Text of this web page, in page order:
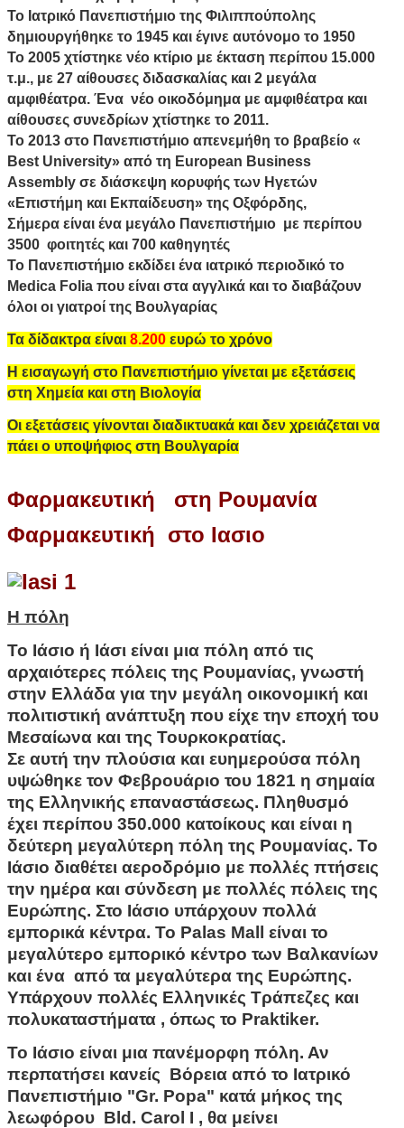
Το Ιατρικό Πανεπιστήμιο της Φιλιππούπολης
δημιουργήθηκε το 1945 και έγινε αυτόνομο το 1950
Το 2005 χτίστηκε νέο κτίριο με έκταση περίπου 15.000
τ.μ., με 27 αίθουσες διδασκαλίας και 2 μεγάλα
αμφιθέατρα. Ένα νέο οικοδόμημα με αμφιθέατρα και
αίθουσες συνεδρίων χτίστηκε το 2011.
Το 2013 στο Πανεπιστήμιο απενεμήθη το βραβείο «
Best University» από τη European Business
Assembly σε διάσκεψη κορυφής των Ηγετών
«Επιστήμη και Εκπαίδευση» της Οξφόρδης,
Σήμερα είναι ένα μεγάλο Πανεπιστήμιο με περίπου
3500 φοιτητές και 700 καθηγητές
Το Πανεπιστήμιο εκδίδει ένα ιατρικό περιοδικό το
Medica Folia που είναι στα αγγλικά και το διαβάζουν
όλοι οι γιατροί της Βουλγαρίας
Τα δίδακτρα είναι 8.200 ευρώ το χρόνο
Η εισαγωγή στο Πανεπιστήμιο γίνεται με εξετάσεις
στη Χημεία και στη Βιολογία
Οι εξετάσεις γίνονται διαδικτυακά και δεν χρειάζεται να
πάει ο υποψήφιος στη Βουλγαρία
Φαρμακευτική στη Ρουμανία
Φαρμακευτική στο Ιασιο
Η πόλη
Το Ιάσιο ή Ιάσι είναι μια πόλη από τις
αρχαιότερες πόλεις της Ρουμανίας, γνωστή
στην Ελλάδα για την μεγάλη οικονομική και
πολιτιστική ανάπτυξη που είχε την εποχή του
Μεσαίωνα και της Τουρκοκρατίας.
Σε αυτή την πλούσια και ευημερούσα πόλη
υψώθηκε τον Φεβρουάριο του 1821 η σημαία
της Ελληνικής επαναστάσεως. Πληθυσμό
έχει περίπου 350.000 κατοίκους και είναι η
δεύτερη μεγαλύτερη πόλη της Ρουμανίας. Το
Ιάσιο διαθέτει αεροδρόμιο με πολλές πτήσεις
την ημέρα και σύνδεση με πολλές πόλεις της
Ευρώπης. Στο Ιάσιο υπάρχουν πολλά
εμπορικά κέντρα. Το Palas Mall είναι το
μεγαλύτερο εμπορικό κέντρο των Βαλκανίων
και ένα από τα μεγαλύτερα της Ευρώπης.
Υπάρχουν πολλές Ελληνικές Τράπεζες και
πολυκαταστήματα , όπως το Praktiker.
Το Ιάσιο είναι μια πανέμορφη πόλη. Αν
περπατήσει κανείς Βόρεια από το Ιατρικό
Πανεπιστήμιο "Gr. Popa" κατά μήκος της
λεωφόρου Bld. Carol I , θα μείνει